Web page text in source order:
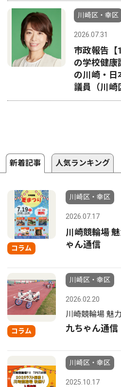
川崎区・幸区
2026.07.31
市政報告
の学校健
の川崎・日
議員（川
新着記事 人気ランキング
コラム
川崎区・幸区
2026.07.17
川崎競輪場
ゃん通信
コラム
川崎区・幸区
2026.02.20
川崎競輪場 魅
九ちゃん通信
川崎区・幸区
2025.10.17